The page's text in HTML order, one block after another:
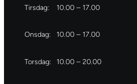
Tirsdag: 10.00 – 17.00
Onsdag: 10.00 – 17.00
Torsdag: 10.00 – 20.00